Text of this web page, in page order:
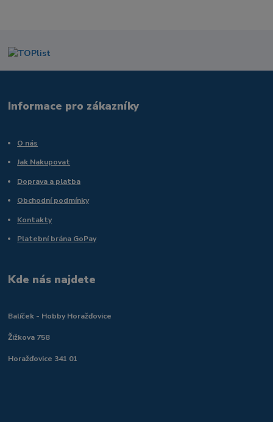
Informace pro zákazníky
O nás
Jak Nakupovat
Doprava a platba
Obchodní podmínky
Kontakty
Platební brána GoPay
Kde nás najdete
Balíček - Hobby Horažďovice
Žižkova 758
Horažďovice 341 01